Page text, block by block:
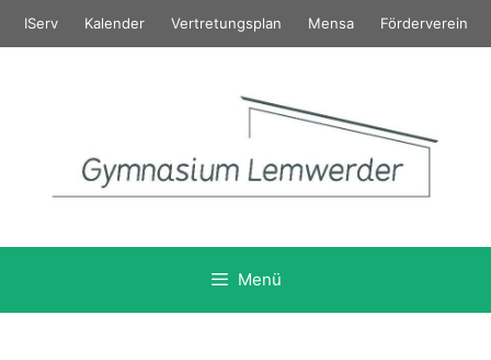
Inhalt
springen
IServ Kalender Vertretungsplan Mensa Förderverein
Menü